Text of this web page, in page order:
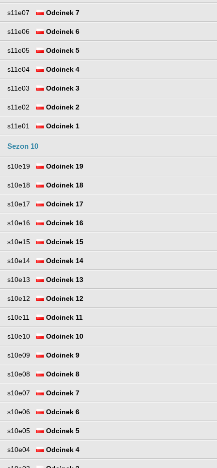
s11e07 Odcinek 7
s11e06 Odcinek 6
s11e05 Odcinek 5
s11e04 Odcinek 4
s11e03 Odcinek 3
s11e02 Odcinek 2
s11e01 Odcinek 1
Sezon 10
s10e19 Odcinek 19
s10e18 Odcinek 18
s10e17 Odcinek 17
s10e16 Odcinek 16
s10e15 Odcinek 15
s10e14 Odcinek 14
s10e13 Odcinek 13
s10e12 Odcinek 12
s10e11 Odcinek 11
s10e10 Odcinek 10
s10e09 Odcinek 9
s10e08 Odcinek 8
s10e07 Odcinek 7
s10e06 Odcinek 6
s10e05 Odcinek 5
s10e04 Odcinek 4